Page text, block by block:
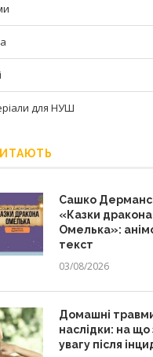
для НУШ
Сашко
«Казки дракона
Омелька»:
текст
03/08/2026
Домашні травми
наслідки: на що
увагу після